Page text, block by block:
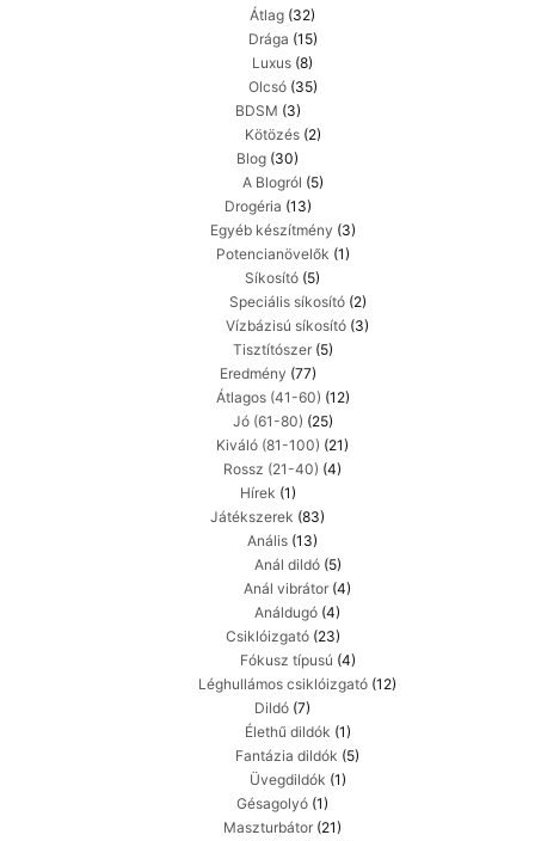
Átlag (32)
Drága (15)
Luxus (8)
Olcsó(35)
BDSM (3)
Kötözés(2)
Blog (30)
A Blogról (5)
Drogéria (13)
Egyéb készítmény (3)
Potencianövelők (1)
Síkosító (5)
Speciális síkosító(2)
Vízbázisú síkosító (3)
Tisztítószer(5)
Eredmény (77)
Átlagos (41-60) (12)
Jó (61-80) (25)
Kiváló (81-100) (21)
Rossz (21-40) (4)
Hírek (1)
Játékszerek (83)
Anális (13)
Anál dildó(5)
Anál vibrátor (4)
Análdugó (4)
Csiklóizgató(23)
Fókusz típusú (4)
Léghullámos csiklóizgató (12)
Dildó (7)
Élethű dildók (1)
Fantázia dildók (5)
Üvegdildók (1)
Gésagolyó (1)
Maszturbátor (21)